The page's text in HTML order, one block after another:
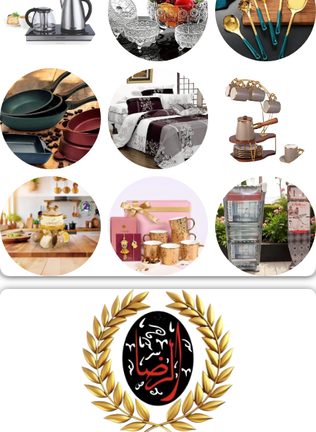
طقم خشاف ادوات كهربائية
طقم قهوه وشاي مقلايه وطاجن
هدايا وسيلفر